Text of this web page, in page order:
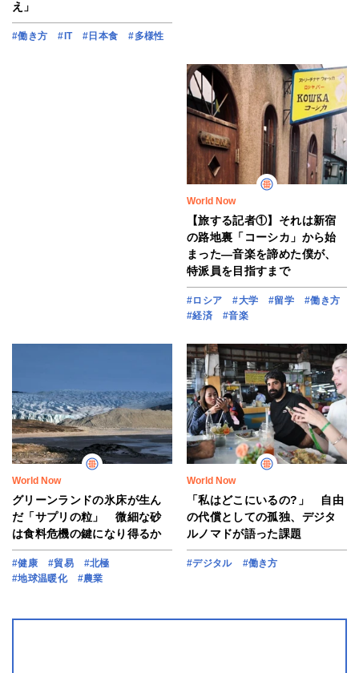
え」
#働き方 #IT #日本食 #多様性
World Now
【旅する記者①】それは新宿
の路地裏「コーシカ」から始
まった―音楽を諦めた僕が、
特派員を目指すまで
#ロシア #大学 #留学
#働き方
#経済
#音楽
World Now
グリーンランドの氷床が生ん
だ「サプリの粒」 微細な砂
は食料危機の鍵になり得るか
#健康 #貿易
#北極
#地球温暖化
#農業
World Now
「私はどこにいるの?」 自由
の代償としての孤独、デジタ
ルノマドが語った課題
#デジタル #働き方